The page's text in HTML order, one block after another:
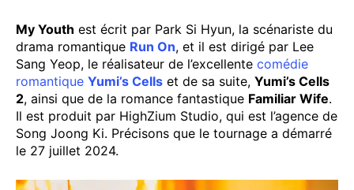
My Youth est écrit par Park Si Hyun, la scénariste du
drama romantique Run On, et il est dirigé par Lee
Sang Yeop, le réalisateur de l’excellente comédie
romantique Yumi’s Cells et de sa suite, Yumi’s Cells
2, ainsi que de la romance fantastique Familiar Wife.
Il est produit par HighZium Studio, qui est l’agence de
Song Joong Ki. Précisons que le tournage a démarré
le 27 juillet 2024.